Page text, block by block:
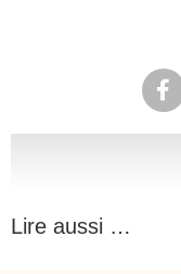
Lire aussi …